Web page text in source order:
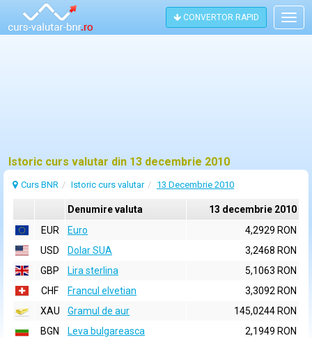
CONVERTOR RAPID
Istoric curs valutar din 13 decembrie 2010
Curs BNR Istoric curs valutar 13 Decembrie 2010
Denumire valuta
13 decembrie 2010
EUR
Euro
4,2929 RON
USD
Dolar SUA
3,2468 RON
GBP
Lira sterlina
5,1063 RON
CHF
Francul elvetian
3,3092 RON
XAU
Gramul de aur
145,0244 RON
BGN
Leva bulgareasca
2,1949 RON